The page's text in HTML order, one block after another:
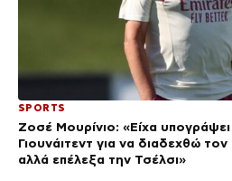
SPORTS
Ζοσέ Μουρίνιο: «Είχα
Γιουνάιτεντ για να διαδεχθώ
αλλά επέλεξα την Τσέλσι»